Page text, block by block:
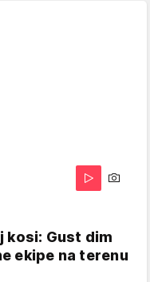
kosi: Gust dim
ekipe na terenu